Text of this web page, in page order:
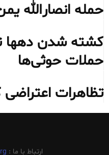
حمله انصارالله
کشته شدن دهها
حملات حوثی‌ها
تظاهرات اعتراضی
ارتباط با ما :